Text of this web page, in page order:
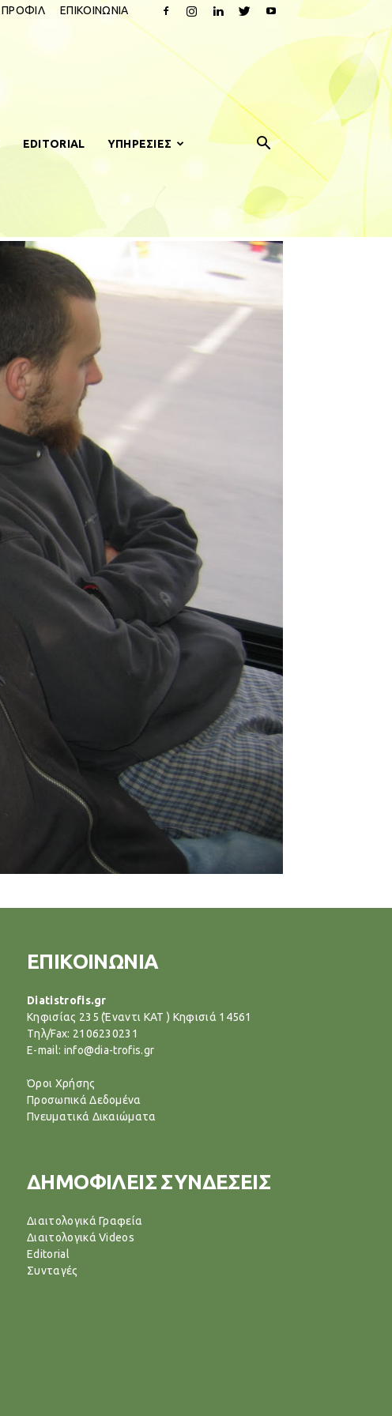
ΠΡΟΦΙΛ ΕΠΙΚΟΙΝΩΝΙΑ
EDITORIAL ΥΠΗΡΕΣΙΕΣ
ΕΠΙΚΟΙΝΩΝΙΑ
Diatistrofis.gr
Κηφισίας 235 (Έναντι ΚΑΤ ) Κηφισιά 14561
Tηλ/Fax: 2106230231
E-mail: info@dia-trofis.gr
Όροι Χρήσης
Προσωπικά Δεδομένα
Πνευματικά Δικαιώματα
ΔΗΜΟΦΙΛΕΙΣ ΣΥΝΔΕΣΕΙΣ
Διαιτολογικά Γραφεία
Διαιτολογικά Videos
Editorial
Συνταγές